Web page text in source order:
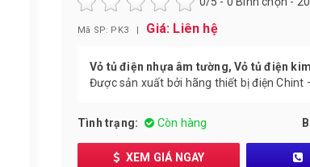
Mã SP: PK3 | Giá: Liên hệ
Vỏ tủ điện nhựa âm tường, Vỏ tủ điện
Được sản xuất bởi hãng thiết bị điện Chint
Tình trạng: Còn hàng
XEM GIÁ NGAY